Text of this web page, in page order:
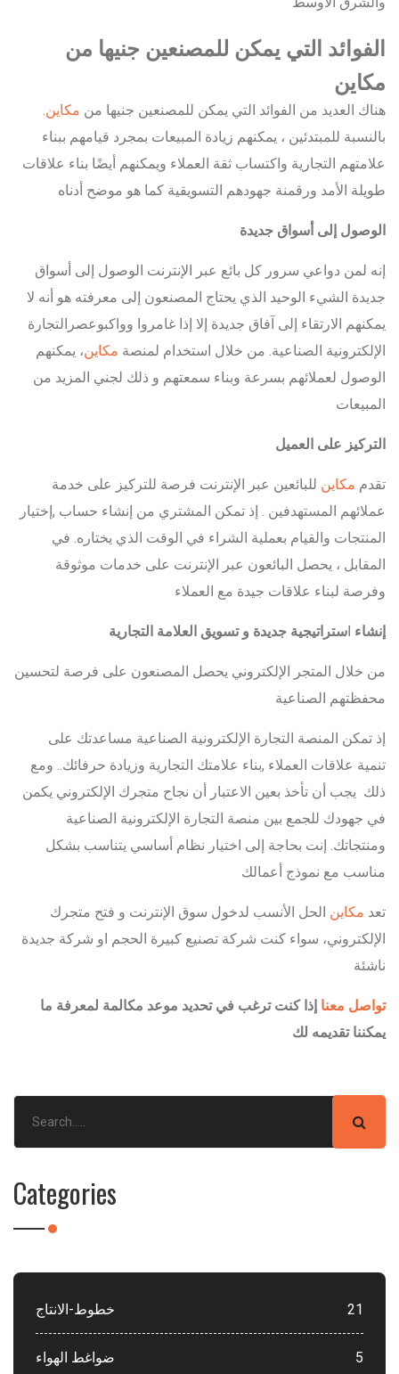
الفوائد التي يمكن للمصنعين جنيها من
مكاين
هناك العديد من الفوائد التي يمكن للمصنعين جنيها من مكاين.
بالنسبة للمبتدئين ، يمكنهم زيادة المبيعات بمجرد قيامهم ببناء
علامتهم التجارية واكتساب ثقة العملاء ويمكنهم أيضًا بناء علاقات
طويلة الأمد ورقمنة جهودهم التسويقية كما هو موضح أدناه
الوصول إلى أسواق جديدة
إنه لمن دواعي سرور كل بائع عبر الإنترنت الوصول إلى أسواق
جديدة الشيء الوحيد الذي يحتاج المصنعون إلى معرفته هو أنه لا
يمكنهم الارتقاء إلى آفاق جديدة إلا إذا غامروا وواكبوعصرالتجارة
الإلكترونية الصناعية. من خلال استخدام لمنصة مكاين، يمكنهم
الوصول لعملائهم بسرعة وبناء سمعتهم و ذلك لجني المزيد من
المبيعات
التركيز على العميل
تقدم مكاين للبائعين عبر الإنترنت فرصة للتركيز على خدمة
عملائهم المستهدفين . إذ تمكن المشتري من إنشاء حساب ,إختيار
المنتجات والقيام بعملية الشراء في الوقت الذي يختاره. في
المقابل ، يحصل البائعون عبر الإنترنت على خدمات موثوقة
وفرصة لبناء علاقات جيدة مع العملاء
إنشاء استراتيجية جديدة و تسويق العلامة التجارية
من خلال المتجر الإلكتروني يحصل المصنعون على فرصة لتحسين
محفظتهم الصناعية
تنمية علاقات العملاء ,بناء علامتك التجارية وزيادة حرفائك.. ومع
ذلك يجب أن تأخذ بعين الاعتبار أن نجاح متجرك الإلكتروني يكمن
في جهودك للجمع بين منصة التجارة الإلكترونية الصناعية
ومنتجاتك. إنت بحاجة إلى اختيار نظام أساسي يتناسب بشكل
مناسب مع نموذج أعمالك
تعد مكاين الحل الأنسب لدخول سوق الإنترنت و فتح متجرك
الإلكتروني، سواء كنت شركة تصنيع كبيرة الحجم او شركة جديدة
ناشئة
تواصل معنا إذا كنت ترغب في تحديد موعد مكالمة لمعرفة ما
يمكننا تقديمه لك
Categories
خطوط-الانتاج 21
ضواغط الهواء 5